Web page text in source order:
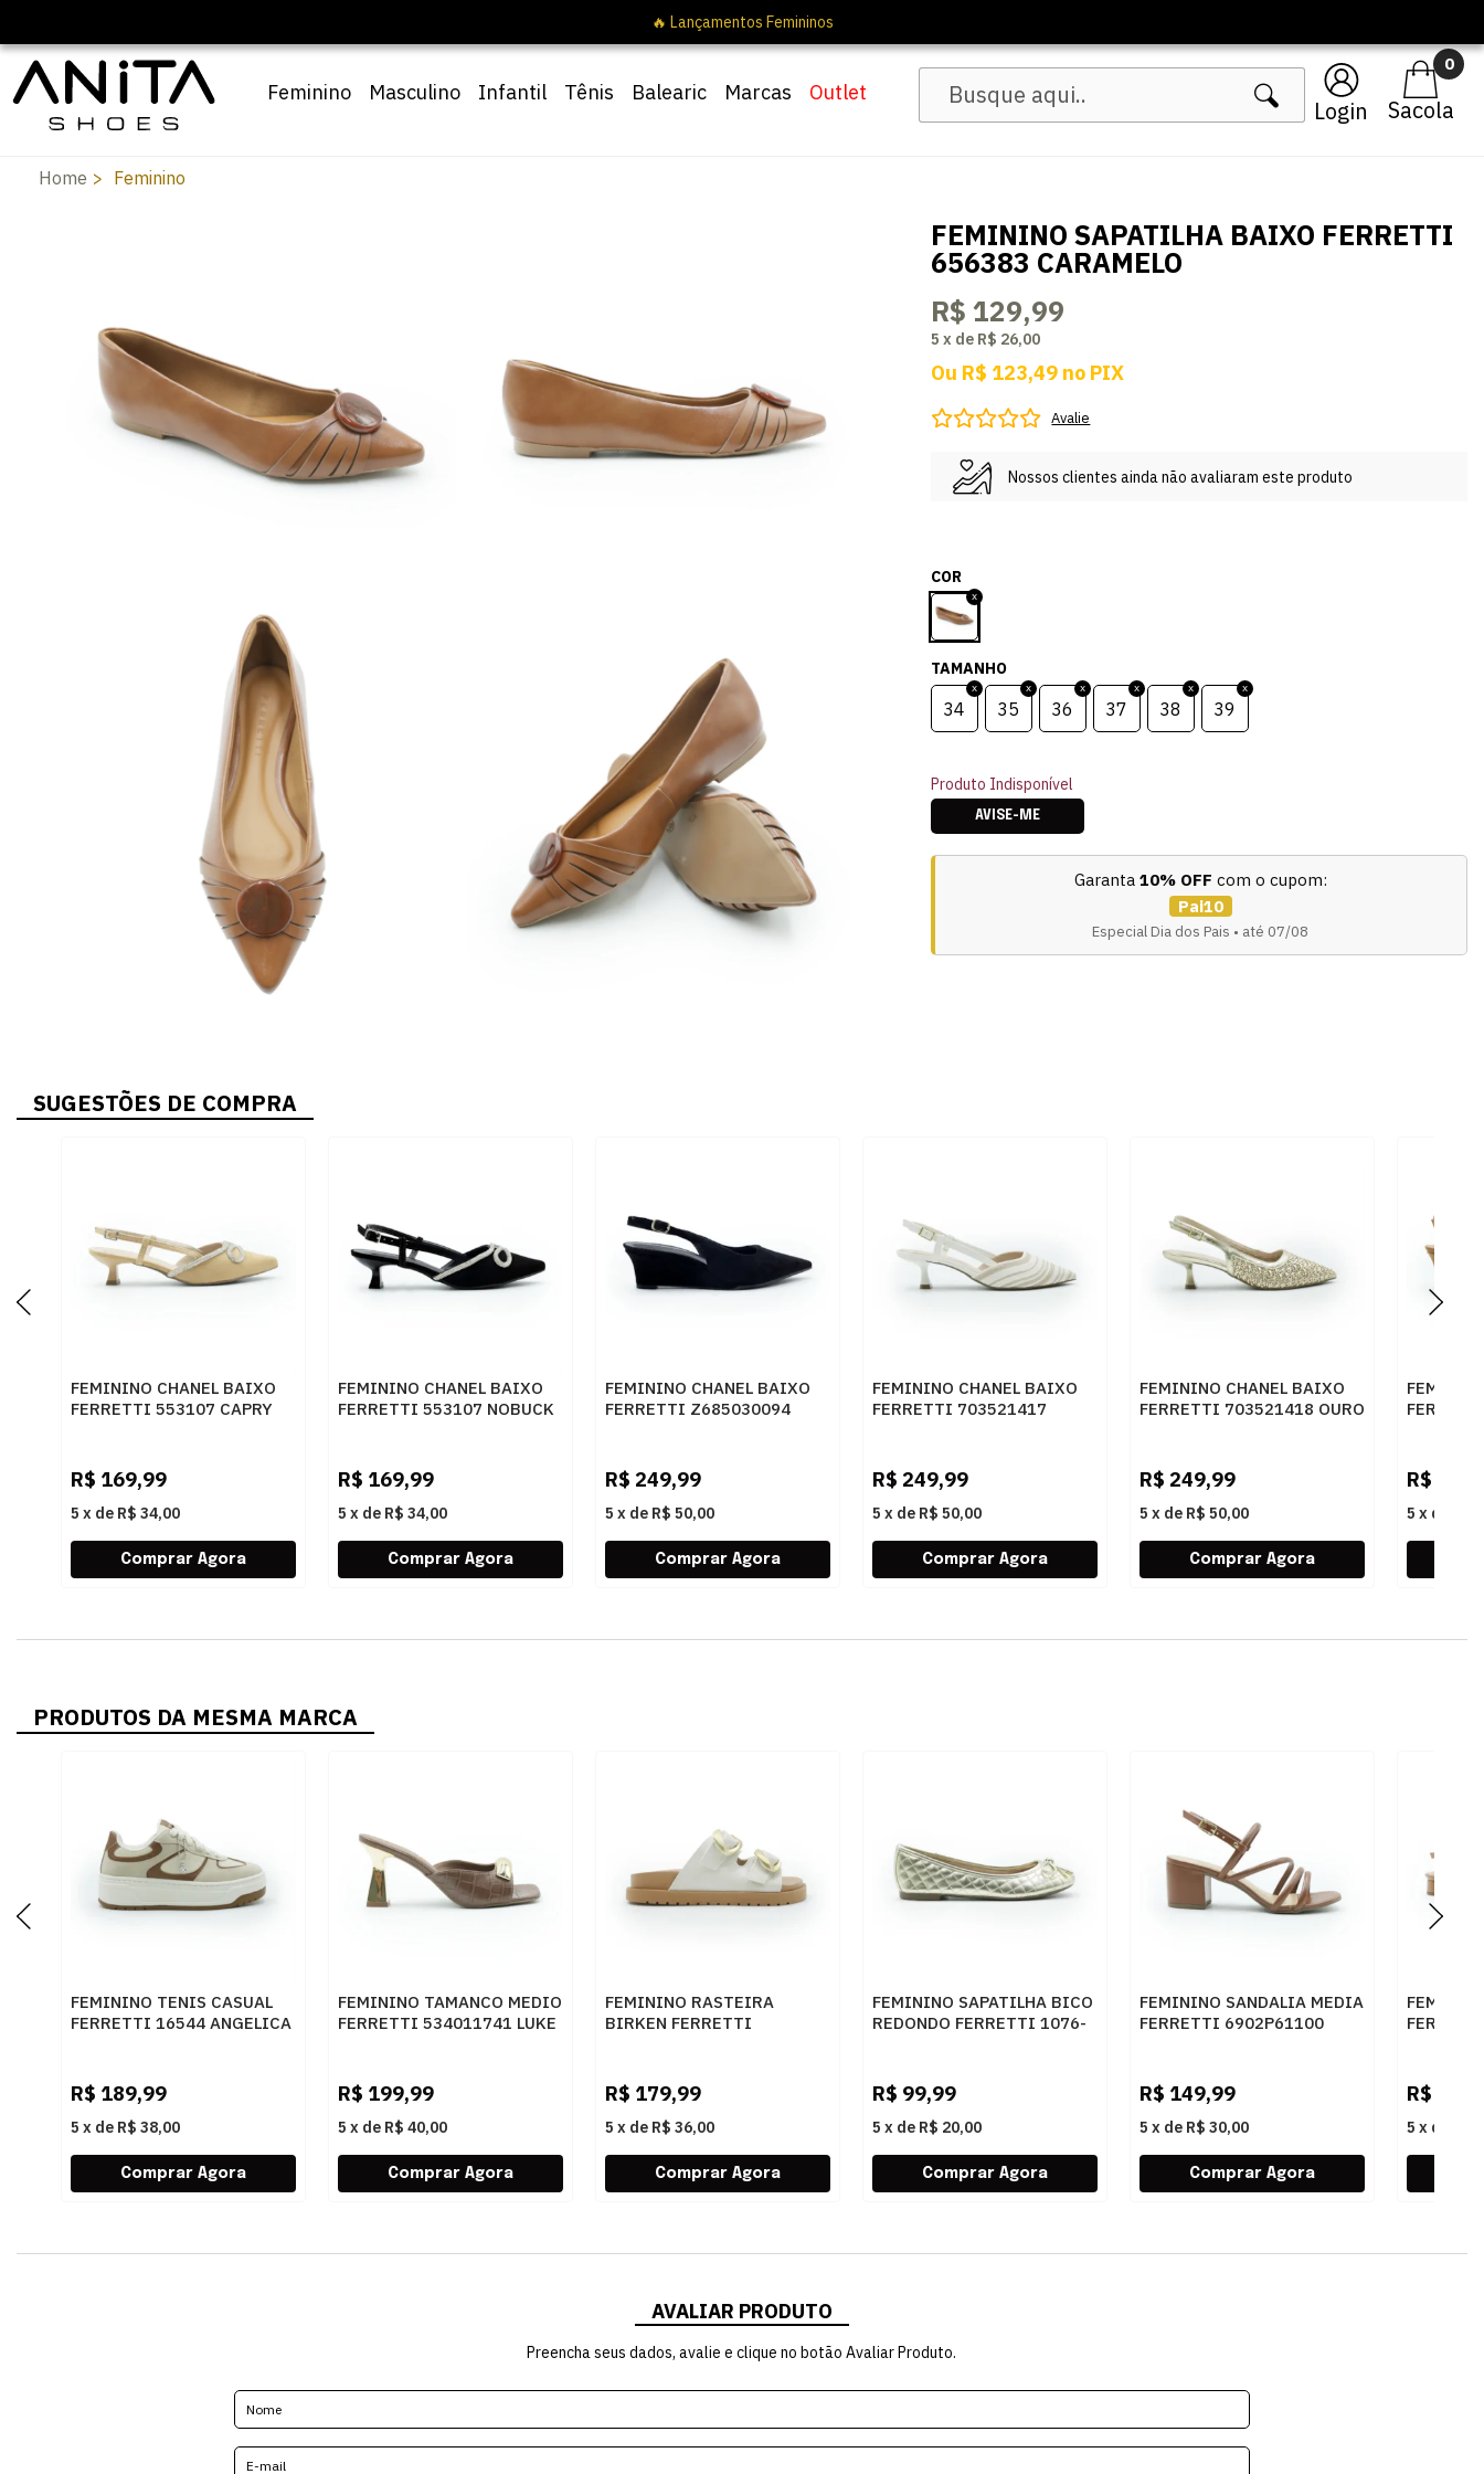
Login
0
Feminino Masculino Infantil Tênis Balearic Marcas Outlet
Home Feminino
FEMININO SAPATILHA BAIXO FERRETTI
656383 CARAMELO
R$ 129,99
5 x de R$ 26,00
Ou R$ 123,49 no PIX
Avalie
Nossos clientes ainda não avaliaram este produto
COR
TAMANHO
34 35 36 37 38 39
Produto Indisponível
AVISE-ME
Garanta 10% OFF com o cupom:
Pai10
Especial Dia dos Pais • até 07/08
SUGESTÕES DE COMPRA
FEMININO CHANEL BAIXO
FERRETTI 553107 CAPRY
R$ 169,99
5 x de R$ 34,00
FEMININO CHANEL BAIXO
FERRETTI 553107 NOBUCK
R$ 169,99
5 x de R$ 34,00
FEMININO CHANEL BAIXO
FERRETTI Z685030094
R$ 249,99
5 x de R$ 50,00
FEMININO CHANEL BAIXO
FERRETTI 703521417
R$ 249,99
5 x de R$ 50,00
FEMININO CHANEL BAIXO
FERRETTI 703521418 OURO
R$ 249,99
5 x de R$ 50,00
R$
5 x de
PRODUTOS DA MESMA MARCA
FEMININO TENIS CASUAL
FERRETTI 16544 ANGELICA
R$ 189,99
5 x de R$ 38,00
FEMININO TAMANCO MEDIO
FERRETTI 534011741 LUKE
R$ 199,99
5 x de R$ 40,00
FEMININO RASTEIRA
BIRKEN FERRETTI
R$ 179,99
5 x de R$ 36,00
FEMININO SAPATILHA BICO
REDONDO FERRETTI 1076-
R$ 99,99
5 x de R$ 20,00
FEMININO SANDALIA MEDIA
FERRETTI 6902P61100
R$ 149,99
5 x de R$ 30,00
R$
5 x de
AVALIAR PRODUTO
Preencha seus dados, avalie e clique no botão Avaliar Produto.